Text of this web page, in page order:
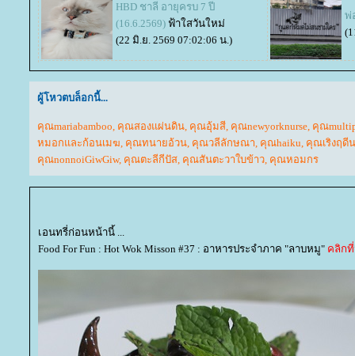
HBD ชาลี อายุครบ 7 ปี
(16.6.2569) ฟ้าใสวันใหม่
(22 มิ.ย. 2569 07:02:06 น.)
พ่
ผู้โหวตบล็อกนี้...
คุณmariabamboo, คุณสองแผ่นดิน, คุณอุ้มสี, คุณnewyorknurse, คุณ
หมอกและก้อนเมฆ, คุณทนายอ้วน, คุณวลีลักษณา, คุณhaiku, คุณเริงฤดี
คุณnonnoiGiwGiw, คุณตะลีกีปัส, คุณสันตะวาใบข้าว, คุณหอมกร
เอนทรี่ก่อนหน้านี้ ...
Food For Fun : Hot Wok Misson #37 : อาหารประจำภาค "ลาบหมู" คลิก